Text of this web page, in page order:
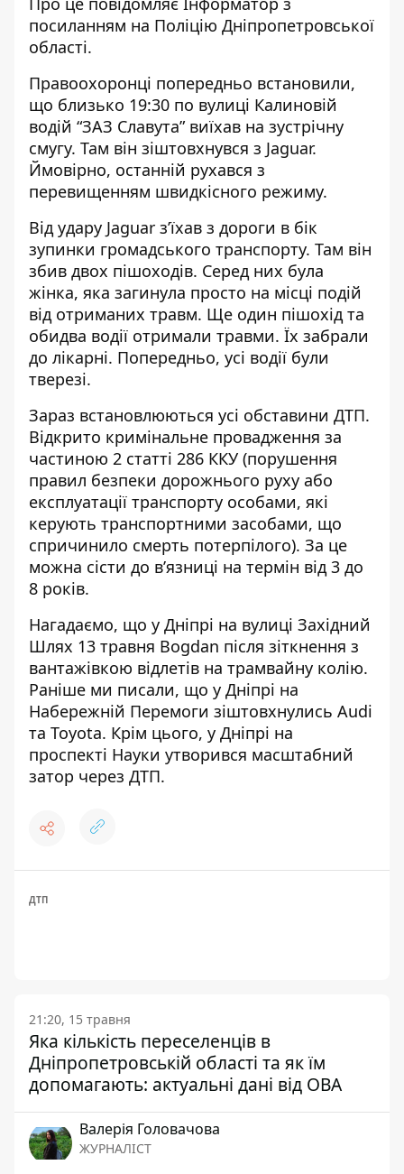
посиланням на Поліцію Дніпропетровської
області.
Правоохоронці попередньо встановили,
що близько 19:30 по вулиці Калиновій
водій “ЗАЗ Славута” виїхав на зустрічну
смугу. Там він зіштовхнувся з Jaguar.
Ймовірно, останній рухався з
перевищенням швидкісного режиму.
Від удару Jaguar з’їхав з дороги в бік
зупинки громадського транспорту. Там він
збив двох пішоходів. Серед них була
жінка, яка загинула просто на місці подій
від отриманих травм. Ще один пішохід та
обидва водії отримали травми. Їх забрали
до лікарні. Попередньо, усі водії були
тверезі.
Зараз встановлюються усі обставини ДТП.
Відкрито кримінальне провадження за
частиною 2 статті 286 ККУ (порушення
правил безпеки дорожнього руху або
експлуатації транспорту особами, які
керують транспортними засобами, що
спричинило смерть потерпілого). За це
можна сісти до в’язниці на термін від 3 до
8 років.
Нагадаємо, що у Дніпрі на вулиці Західний
Шлях 13 травня Bogdan після зіткнення з
вантажівкою відлетів на трамвайну колію.
Раніше ми писали, що у Дніпрі на
Набережній Перемоги зіштовхнулись Audi
та Toyota. Крім цього, у Дніпрі на
проспекті Науки утворився масштабний
затор через ДТП.
ДТП
21:20, 15 травня
Яка кількість переселенців в
Дніпропетровській області та як їм
допомагають: актуальні дані від ОВА
Валерія Головачова
ЖУРНАЛІСТ